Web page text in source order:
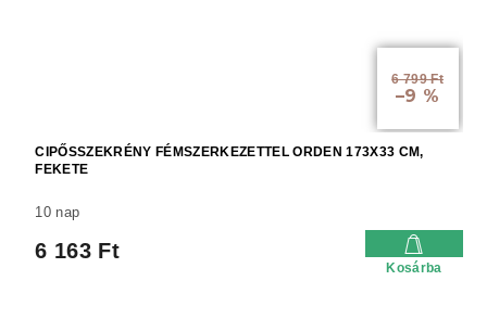
6 799 Ft
–9 %
CIPŐSSZEKRÉNY FÉMSZERKEZETTEL ORDEN 173X33 CM,
FEKETE
10 nap
6 163 Ft
Kosárba